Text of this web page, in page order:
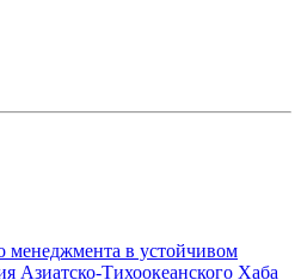
менеджмента в устойчивом
Азиатско-Тихоокеанского Хаба